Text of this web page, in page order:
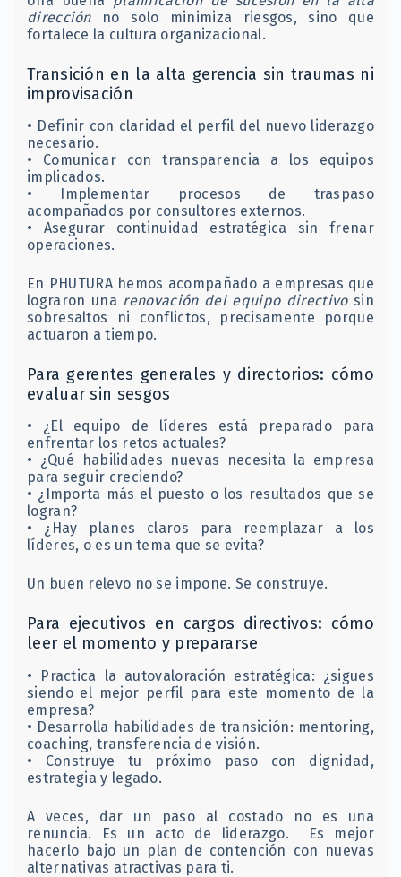
direcciónno solo minimiza riesgos, sino que
fortalece la cultura organizacional.
Transición en la alta gerencia sin traumas ni
improvisación
• Definir con claridad el perfil del nuevo liderazgo
necesario.
• Comunicar con transparencia a los equipos
implicados.
• Implementar procesos de traspaso
acompañados por consultores externos.
• Asegurar continuidad estratégica sin frenar
operaciones.
En PHUTURA hemos acompañado a empresas que
lograron una renovación del equipo directivosin
sobresaltos ni conflictos, precisamente porque
actuaron a tiempo.
Para gerentes generales y directorios: cómo
evaluar sin sesgos
• ¿El equipo de líderes está preparado para
enfrentar los retos actuales?
• ¿Qué habilidades nuevas necesita la empresa
para seguir creciendo?
• ¿Importa más el puesto o los resultados que se
logran?
• ¿Hay planes claros para reemplazar a los
líderes, o es un tema que se evita?
Un buen relevo no se impone. Se construye.
Para ejecutivos en cargos directivos: cómo
leer el momento y prepararse
• Practica la autovaloración estratégica: ¿sigues
siendo el mejor perfil para este momento de la
empresa?
• Desarrolla habilidades de transición: mentoring,
coaching, transferencia de visión.
• Construye tu próximo paso con dignidad,
estrategia y legado.
A veces, dar un paso al costado no es una
renuncia. Es un acto de liderazgo. Es mejor
hacerlo bajo un plan de contención con nuevas
alternativas atractivas para ti.